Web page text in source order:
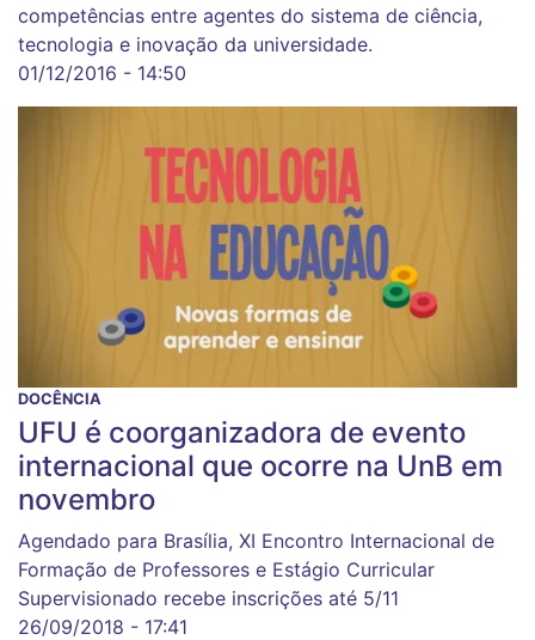
competências entre agentes do sistema de ciência,
tecnologia e inovação da universidade.
01/12/2016 - 14:50
DOCÊNCIA
UFU é coorganizadora de evento
internacional que ocorre na UnB em
novembro
Agendado para Brasília, XI Encontro Internacional de
Formação de Professores e Estágio Curricular
Supervisionado recebe inscrições até 5/11
26/09/2018 - 17:41